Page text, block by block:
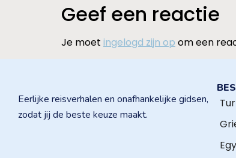
Geef een reactie
Je moet ingelogd zijn op om een
Eerlijke reisverhalen en onafhankelijke gidsen,
zodat jij de beste keuze maakt.